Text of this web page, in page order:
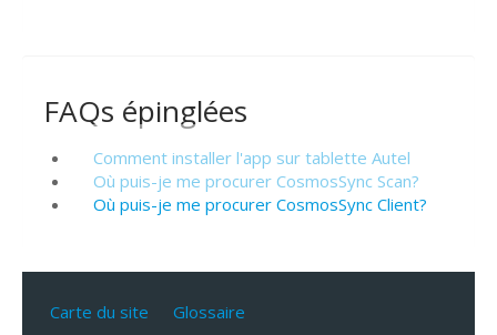
FAQs épinglées
Comment installer l'app sur tablette Autel
Où puis-je me procurer CosmosSync Scan?
Où puis-je me procurer CosmosSync Client?
Carte du site Glossaire